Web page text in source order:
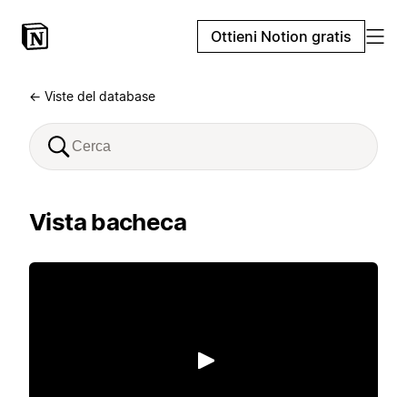
Ottieni Notion gratis
← Viste del database
Vista bacheca
Riproduci